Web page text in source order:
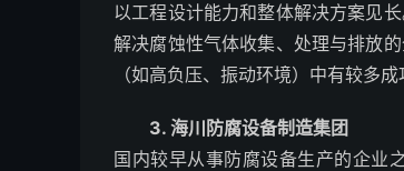
以工程设计能力和整体解决方案见
解决腐蚀性气体收集、处理与排放
（如高负压、振动环境）中有较多成
3. 海川防腐设备制造集团
国内较早从事防腐设备生产的企业